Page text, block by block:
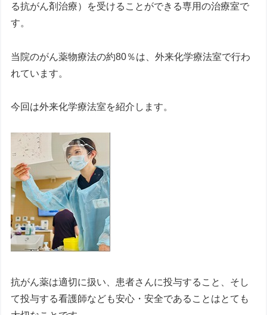
る抗がん剤治療）を受けることができる専用の治療室で
す。
当院のがん薬物療法の約80％は、外来化学療法室で行わ
れています。
今回は外来化学療法室を紹介します。
抗がん薬は適切に扱い、患者さんに投与すること、そし
て投与する看護師なども安心・安全であることはとても